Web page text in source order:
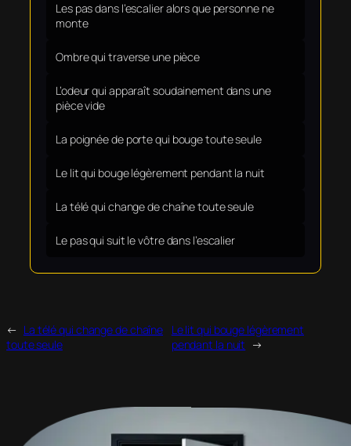
Les pas dans l’escalier alors que personne ne
monte
Ombre qui traverse une pièce
L’odeur qui apparaît soudainement dans une
pièce vide
La poignée de porte qui bouge toute seule
Le lit qui bouge légèrement pendant la nuit
La télé qui change de chaîne toute seule
Le pas qui suit le vôtre dans l’escalier
← La télé qui change de chaîne
toute seule
Le lit qui bouge légèrement
pendant la nuit →